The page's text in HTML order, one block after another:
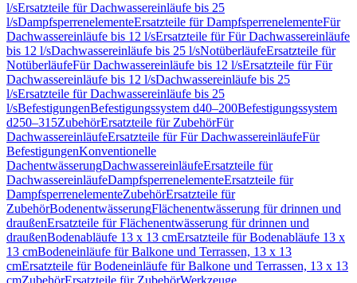
l/sErsatzteile für Dachwassereinläufe bis 25
l/sDampfsperrenelementeErsatzteile für DampfsperrenelementeFür
Dachwassereinläufe bis 12 l/sErsatzteile für Für Dachwassereinläufe
bis 12 l/sDachwassereinläufe bis 25 l/sNotüberläufeErsatzteile für
NotüberläufeFür Dachwassereinläufe bis 12 l/sErsatzteile für Für
Dachwassereinläufe bis 12 l/sDachwassereinläufe bis 25
l/sErsatzteile für Dachwassereinläufe bis 25
l/sBefestigungenBefestigungssystem d40–200Befestigungssystem
d250–315ZubehörErsatzteile für ZubehörFür
DachwassereinläufeErsatzteile für Für DachwassereinläufeFür
BefestigungenKonventionelle
DachentwässerungDachwassereinläufeErsatzteile für
DachwassereinläufeDampfsperrenelementeErsatzteile für
DampfsperrenelementeZubehörErsatzteile für
ZubehörBodenentwässerungFlächenentwässerung für drinnen und
draußenErsatzteile für Flächenentwässerung für drinnen und
draußenBodenabläufe 13 x 13 cmErsatzteile für Bodenabläufe 13 x
13 cmBodeneinläufe für Balkone und Terrassen, 13 x 13
cmErsatzteile für Bodeneinläufe für Balkone und Terrassen, 13 x 13
cmZubehörErsatzteile für ZubehörWerkzeuge,